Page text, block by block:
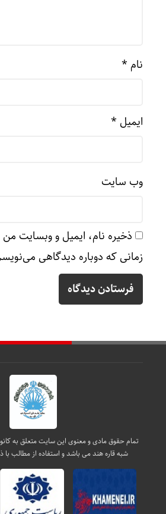
نام *
ایمیل *
وب‌ سایت
ذخیره نام، ایمیل و وبسایت من
زمانی که دوباره دیدگاهی
تمام حقوق مادی و معنوی این سایت متعلق به
شبه قاره هند می باشد و استفاده از مطالب با